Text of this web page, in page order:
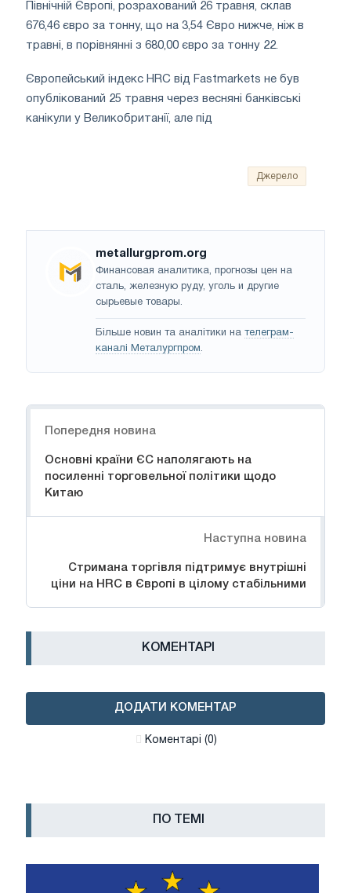
Північній Європі, розрахований 26 травня, склав
676,46 євро за тонну, що на 3,54 Євро нижче, ніж в
травні, в порівнянні з 680,00 євро за тонну 22.
Європейський індекс HRC від Fastmarkets не був
опублікований 25 травня через весняні банківські
канікули у Великобританії, але під
Джерело
metallurgprom.org
Финансовая аналитика, прогнозы цен на
сталь, железную руду, уголь и другие
сырьевые товары.
Більше новин та аналітики на телеграм-
каналі Металургпром.
Попередня новина
Основні країни ЄС наполягають на
посиленні торговельної політики щодо
Китаю
Наступна новина
Стримана торгівля підтримує внутрішні
ціни на HRC в Європі в цілому стабільними
КОМЕНТАРІ
ДОДАТИ КОМЕНТАР
Коментарі (0)
ПО ТЕМІ